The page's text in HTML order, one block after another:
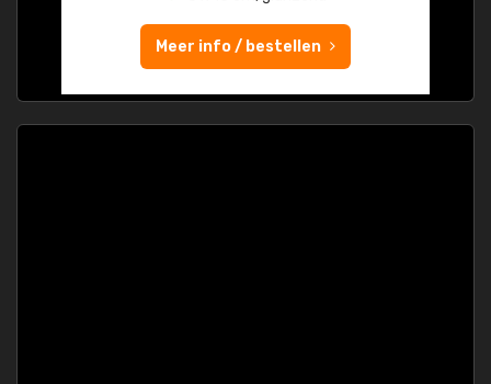
Meer info / bestellen